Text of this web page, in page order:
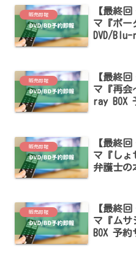
販売即報
【最終
マ『ボー
DVD/
販売即報
【最終
マ『再
ray BOX
販売即報
【最終
マ『しょ
弁護士の
販売即報
【最終
マ『ムサ
BOX 予